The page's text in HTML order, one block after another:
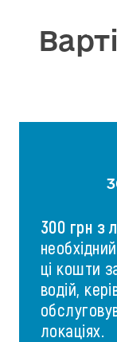
300 грн з
ці кошти
водій,
локаціях.